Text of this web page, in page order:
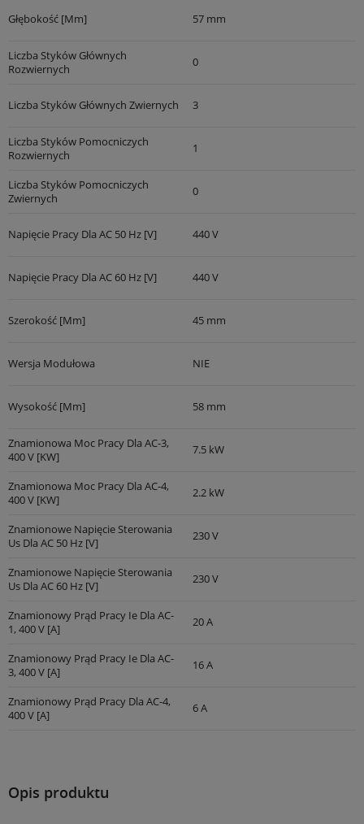
Głębokość [mm] 57 mm
Liczba Styków Głównych
Rozwiernych
0
Liczba Styków Głównych Zwiernych 3
Liczba Styków Pomocniczych
Rozwiernych
1
Liczba Styków Pomocniczych
Zwiernych
0
Napięcie Pracy Dla AC 50 Hz [V] 440 V
Napięcie Pracy Dla AC 60 Hz [V] 440 V
Szerokość [mm] 45 mm
Wersja Modułowa NIE
Wysokość [mm] 58 mm
Znamionowa Moc Pracy Dla AC-3,
400 V [kW]
7.5 kW
Znamionowa Moc Pracy Dla AC-4,
400 V [kW]
2.2 kW
Znamionowe Napięcie Sterowania
Us Dla AC 50 Hz [V]
230 V
Znamionowe Napięcie Sterowania
Us Dla AC 60 Hz [V]
230 V
Znamionowy Prąd Pracy Ie Dla AC-
1, 400 V [A]
20 A
Znamionowy Prąd Pracy Ie Dla AC-
3, 400 V [A]
16 A
Znamionowy Prąd Pracy Dla AC-4,
400 V [A]
6 A
Opis produktu